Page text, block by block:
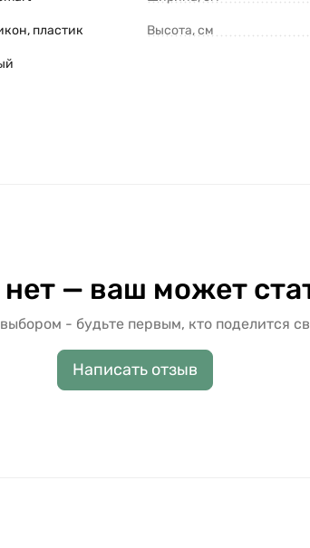
пластик Высота, см
— ваш может
- будьте первым, кто поделится
Написать отзыв